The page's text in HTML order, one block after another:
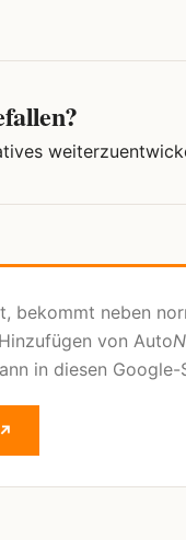
bekommt neben
von Auto
in diesen
↗